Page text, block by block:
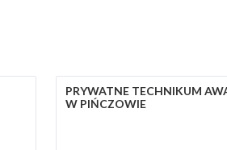
PRYWATNE TECHNIKUM
W PIŃCZOWIE